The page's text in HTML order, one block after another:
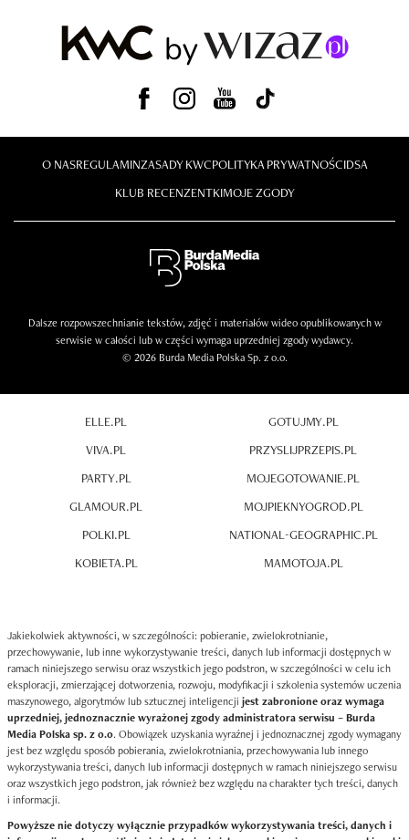
O NASREGULAMINZASADY KWCPOLITYKA PRYWATNOŚCIDSA
KLUB RECENZENTKIMOJE ZGODY
Dalsze rozpowszechnianie tekstów, zdjęć i materiałów wideo opublikowanych w
serwisie w całości lub w części wymaga uprzedniej zgody wydawcy.
© 2026 Burda Media Polska Sp. z o.o.
ELLE.PL
VIVA.PL
PARTY.PL
GLAMOUR.PL
POLKI.PL
KOBIETA.PL
GOTUJMY.PL
PRZYSLIJPRZEPIS.PL
MOJEGOTOWANIE.PL
MOJPIEKNYOGROD.PL
NATIONAL-GEOGRAPHIC.PL
MAMOTOJA.PL
Jakiekolwiek aktywności, w szczególności: pobieranie, zwielokrotnianie,
przechowywanie, lub inne wykorzystywanie treści, danych lub informacji dostępnych w
ramach niniejszego serwisu oraz wszystkich jego podstron, w szczególności w celu ich
eksploracji, zmierzającej dotworzenia, rozwoju, modyfikacji i szkolenia systemów uczenia
maszynowego, algorytmów lub sztucznej inteligencji jest zabronione oraz wymaga
uprzedniej, jednoznacznie wyrażonej zgody administratora serwisu – Burda
Media Polska sp. z o.o. Obowiązek uzyskania wyraźnej i jednoznacznej zgody wymagany
jest bez względu sposób pobierania, zwielokrotniania, przechowywania lub innego
wykorzystywania treści, danych lub informacji dostępnych w ramach niniejszego serwisu
oraz wszystkich jego podstron, jak również bez względu na charakter tych treści, danych
i informacji.
Powyższe nie dotyczy wyłącznie przypadków wykorzystywania treści, danych i